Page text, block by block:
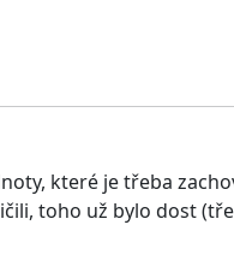
které je třeba
toho už bylo dost